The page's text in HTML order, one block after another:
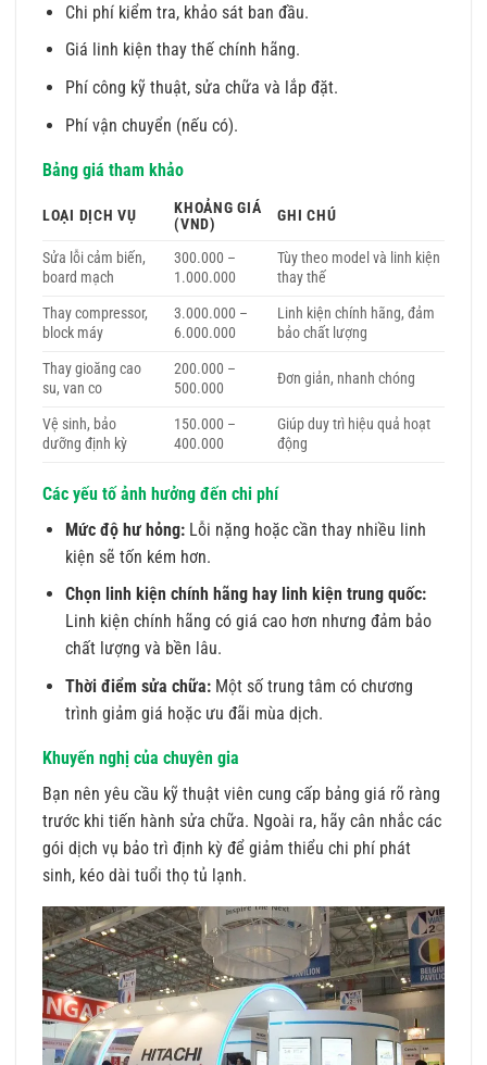
Chi phí kiểm tra, khảo sát ban đầu.
Giá linh kiện thay thế chính hãng.
Phí công kỹ thuật, sửa chữa và lắp đặt.
Phí vận chuyển (nếu có).
Bảng giá tham khảo
LOẠI DỊCH VỤ
KHOẢNG GIÁ
(VND)
GHI CHÚ
Sửa lỗi cảm biến,
board mạch
300.000 –
1.000.000
Tùy theo model và linh kiện
thay thế
Thay compressor,
block máy
3.000.000 –
6.000.000
Linh kiện chính hãng, đảm
bảo chất lượng
Thay gioăng cao
su, van co
200.000 –
500.000
Đơn giản, nhanh chóng
Vệ sinh, bảo
dưỡng định kỳ
150.000 –
400.000
Giúp duy trì hiệu quả hoạt
động
Các yếu tố ảnh hưởng đến chi phí
Mức độ hư hỏng:Lỗi nặng hoặc cần thay nhiều linh
kiện sẽ tốn kém hơn.
Chọn linh kiện chính hãng hay linh kiện trung quốc:
Linh kiện chính hãng có giá cao hơn nhưng đảm bảo
chất lượng và bền lâu.
Thời điểm sửa chữa:Một số trung tâm có chương
trình giảm giá hoặc ưu đãi mùa dịch.
Khuyến nghị của chuyên gia
Bạn nên yêu cầu kỹ thuật viên cung cấp bảng giá rõ ràng
trước khi tiến hành sửa chữa. Ngoài ra, hãy cân nhắc các
gói dịch vụ bảo trì định kỳ để giảm thiểu chi phí phát
sinh, kéo dài tuổi thọ tủ lạnh.